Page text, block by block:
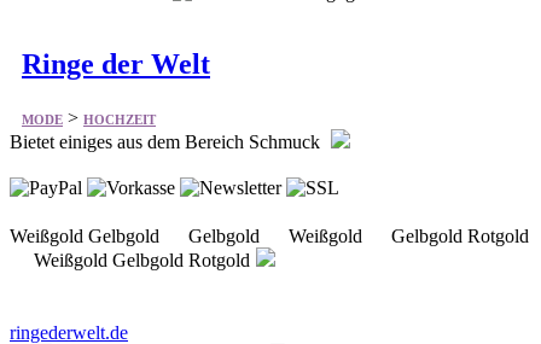
Ringe der Welt
MODE > HOCHZEIT
Bietet einiges aus dem Bereich Schmuck
Weißgold Gelbgold Gelbgold Weißgold Gelbgold Rotgold
Weißgold Gelbgold Rotgold
ringederwelt.de